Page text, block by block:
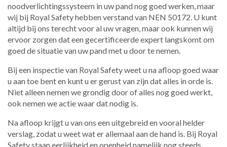
noodverlichtingssysteem in uw pand nog goed werken, maar
wij bij Royal Safety hebben verstand van NEN 50172. U kunt
altijd bij ons terecht voor al uw vragen, maar ook kunnen wij
ervoor zorgen dat een gecertificeerde expert langskomt om
goed de situatie van uw pand met u door te nemen.
Bij een inspectie van Royal Safety weet u na afloop goed waar
u aan toe bent en kunt u er gerust van zijn dat alles in orde is.
Niet alleen nemen we grondig door of alles nog goed werkt,
ook nemen we actie waar dat nodig is.
Na afloop krijgt u van ons een uitgebreid en vooral helder
verslag, zodat u weet wat er allemaal aan de hand is. Bij Royal
Safety staan eerlijkheid en openheid namelijk nog steeds